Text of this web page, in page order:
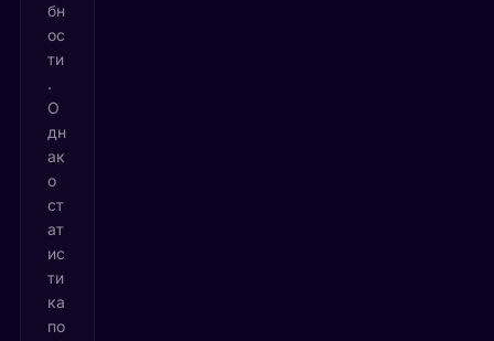
бн
ос
ти
.
О
дн
ак
о
ст
ат
ис
ти
ка
по